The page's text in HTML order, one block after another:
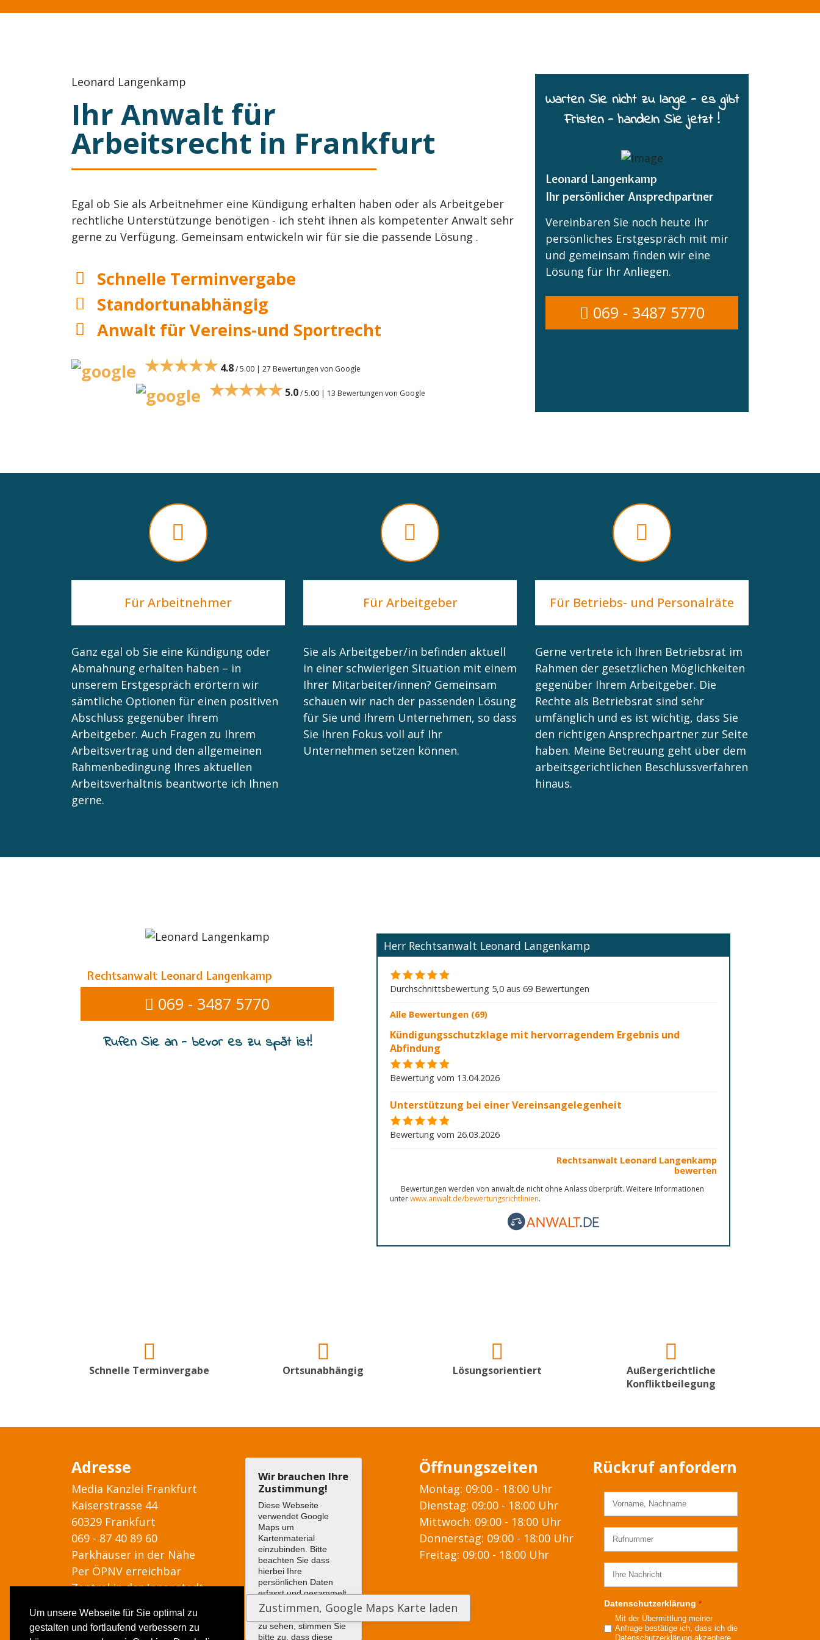
Um unsere Webseite für Sie optimal zu
gestalten und fortlaufend verbessern zu
Leonard Langenkamp
Ihr Anwalt für
Arbeitsrecht in Frankfurt
Egal ob Sie als Arbeitnehmer eine Kündigung erhalten haben oder als Arbeitgeber
rechtliche Unterstützunge benötigen - ich steht ihnen als kompetenter Anwalt sehr
gerne zu Verfügung. Gemeinsam entwickeln wir für sie die passende Lösung .
Schnelle Terminvergabe
Standortunabhängig
Anwalt für Vereins-und Sportrecht
★★★★★ 4.8/ 5.00 | 27 Bewertungen von Google
★★★★★ 5.0/ 5.00 | 13 Bewertungen von Google
Warten Sie nicht zu lange - es gibt
Fristen - handeln Sie jetzt !
Leonard Langenkamp
Ihr persönlicher Ansprechpartner
Vereinbaren Sie noch heute Ihr
persönliches Erstgespräch mit mir
und gemeinsam finden wir eine
Lösung für Ihr Anliegen.
069 - 3487 5770
Für Arbeitnehmer
Ganz egal ob Sie eine Kündigung oder
Abmahnung erhalten haben – in
unserem Erstgespräch erörtern wir
sämtliche Optionen für einen positiven
Abschluss gegenüber Ihrem
Arbeitgeber. Auch Fragen zu Ihrem
Arbeitsvertrag und den allgemeinen
Rahmenbedingung Ihres aktuellen
Arbeitsverhältnis beantworte ich Ihnen
gerne.
Für Arbeitgeber
Sie als Arbeitgeber/in befinden aktuell
in einer schwierigen Situation mit einem
Ihrer Mitarbeiter/innen? Gemeinsam
schauen wir nach der passenden Lösung
für Sie und Ihrem Unternehmen, so dass
Sie Ihren Fokus voll auf Ihr
Unternehmen setzen können.
Für Betriebs- und Personalräte
Gerne vertrete ich Ihren Betriebsrat im
Rahmen der gesetzlichen Möglichkeiten
gegenüber Ihrem Arbeitgeber. Die
Rechte als Betriebsrat sind sehr
umfänglich und es ist wichtig, dass Sie
den richtigen Ansprechpartner zur Seite
haben. Meine Betreuung geht über dem
arbeitsgerichtlichen Beschlussverfahren
hinaus.
Rechtsanwalt Leonard Langenkamp
069 - 3487 5770
Rufen Sie an - bevor es zu spät ist!
Herr Rechtsanwalt Leonard Langenkamp
Durchschnittsbewertung 5,0 aus 69 Bewertungen
Alle Bewertungen (69)
Kündigungsschutzklage mit hervorragendem Ergebnis und
Abfindung
Bewertung vom 13.04.2026
Unterstützung bei einer Vereinsangelegenheit
Bewertung vom 26.03.2026
Rechtsanwalt Leonard Langenkamp
bewerten
Bewertungen werden von anwalt.de nicht ohne Anlass überprüft. Weitere Informationen
unterwww.anwalt.de/bewertungsrichtlinien.
Schnelle Terminvergabe Ortsunabhängig Lösungsorientiert
Außergerichtliche
Konfliktbeilegung
Adresse
Media Kanzlei Frankfurt
Kaiserstrasse 44
60329 Frankfurt
069 - 87 40 89 60
Parkhäuser in der Nähe
Per ÖPNV erreichbar
Zentral in der Innenstadt
Wir brauchen Ihre
Zustimmung!
Diese Webseite
verwendet Google
Maps um
Kartenmaterial
einzubinden. Bitte
beachten Sie dass
hierbei Ihre
persönlichen Daten
erfasst und gesammelt
werden können. Um
die Google Maps Karte
zu sehen, stimmen Sie
bitte zu, dass diese
Öffnungszeiten
Montag: 09:00 - 18:00 Uhr
Dienstag: 09:00 - 18:00 Uhr
Mittwoch: 09:00 - 18:00 Uhr
Donnerstag: 09:00 - 18:00 Uhr
Freitag: 09:00 - 18:00 Uhr
Rückruf anfordern
Datenschutzerklärung *
Mit der Übermittlung meiner
Anfrage bestätige ich, dass ich die
Datenschutzerklärung akzeptiere.